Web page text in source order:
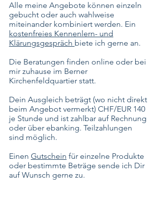
Alle meine Angebote können einzeln
gebucht oder auch wahlweise
miteinander kombiniert werden. Ein
kostenfreies Kennenlern- und
Klärungsgespräch biete ich gerne an.
Die Beratungen finden online oder bei
mir zuhause im Berner
Kirchenfeldquartier statt.
Dein Ausgleich beträgt (wo nicht direkt
beim Angebot vermerkt) CHF/EUR 140
je Stunde und ist zahlbar auf Rechnung
oder über ebanking. Teilzahlungen
sind möglich.
Einen Gutschein für einzelne Produkte
oder bestimmte Beträge sende ich Dir
auf Wunsch gerne zu.